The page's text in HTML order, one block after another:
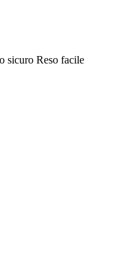
sicuro Reso facile